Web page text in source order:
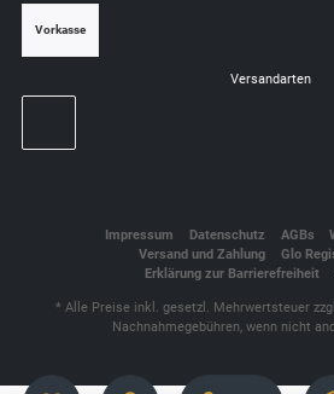
Vorkasse
Versandarten
Impressum Datenschutz AGBs
Versand und Zahlung
Glo
Erklärung zur Barrierefreiheit
* Alle Preise inkl. gesetzl. Mehrwertsteuer
Nachnahmegebühren, wenn nicht